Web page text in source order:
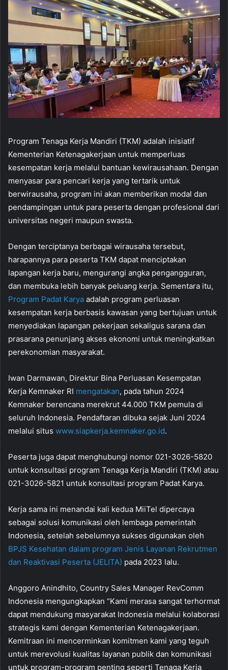
Program Tenaga Kerja Mandiri (TKM) adalah inisiatif
Kementerian Ketenagakerjaan untuk memperluas
kesempatan kerja melalui bantuan kewirausahaan. Dengan
menyasar para pencari kerja yang tertarik untuk
berwirausaha, program ini akan memberikan modal dan
pendampingan untuk para peserta dengan profesional dari
universitas negeri maupun swasta.
Dengan terciptanya berbagai wirausaha tersebut,
harapannya para peserta TKM dapat menciptakan
lapangan kerja baru, mengurangi angka pengangguran,
dan membuka lebih banyak peluang kerja. Sementara itu,
Program Padat Karya adalah program perluasan
kesempatan kerja berbasis kawasan yang bertujuan untuk
menyediakan lapangan pekerjaan sekaligus sarana dan
prasarana penunjang akses ekonomi untuk meningkatkan
perekonomian masyarakat.
Iwan Darmawan, Direktur Bina Perluasan Kesempatan
Kerja Kemnaker RI mengatakan, pada tahun 2024
Kemnaker berencana merekrut 44.000 TKM pemula di
seluruh Indonesia. Pendaftaran dibuka sejak Juni 2024
melalui situs www.siapkerja.kemnaker.go.id.
Peserta juga dapat menghubungi nomor 021-3026-5820
untuk konsultasi program Tenaga Kerja Mandiri (TKM) atau
021-3026-5821 untuk konsultasi program Padat Karya.
Kerja sama ini menandai kali kedua MiiTel dipercaya
sebagai solusi komunikasi oleh lembaga pemerintah
Indonesia, setelah sebelumnya sukses digunakan oleh
BPJS Kesehatan dalam program Jenis Layanan Rekrutmen
dan Reaktivasi Peserta (JELITA) pada 2023 lalu.
Anggoro Anindhito, Country Sales Manager RevComm
Indonesia mengungkapkan “Kami merasa sangat terhormat
dapat mendukung masyarakat Indonesia melalui kolaborasi
strategis kami dengan Kementerian Ketenagakerjaan.
Kemitraan ini mencerminkan komitmen kami yang teguh
untuk merevolusi kualitas layanan publik dan komunikasi
untuk program-program penting seperti Tenaga Kerja